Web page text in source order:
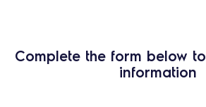
Complete the form below
information